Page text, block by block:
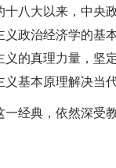
八大以来，中央
政治经济学的基
的真理力量，坚
基本原理解决当
经典，依然深受